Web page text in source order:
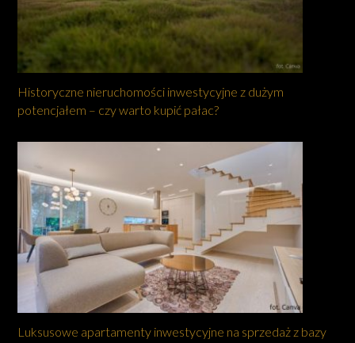
Historyczne nieruchomości inwestycyjne z dużym
potencjałem – czy warto kupić pałac?
Luksusowe apartamenty inwestycyjne na sprzedaż z bazy